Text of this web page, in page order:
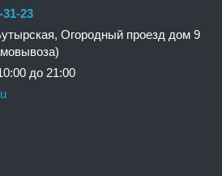
31-23
Огородный проезд дом 9
до 21:00